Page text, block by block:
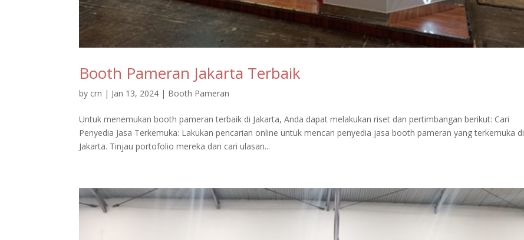
Booth Pameran Jakarta Terbaik
by crn | Jan 13, 2024 | Booth Pameran
Untuk menemukan booth pameran terbaik di Jakarta, Anda dapat melakukan riset dan pertimbangan berikut: Cari
Penyedia Jasa Terkemuka: Lakukan pencarian online untuk mencari penyedia jasa booth pameran yang terkemuka di
Jakarta. Tinjau portofolio mereka dan cari ulasan...